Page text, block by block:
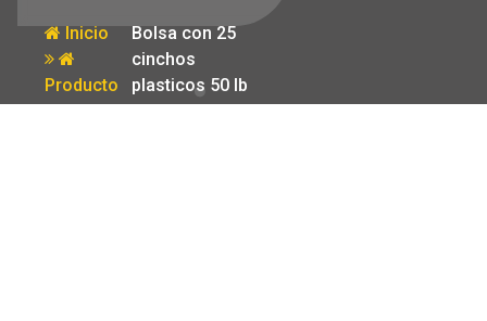
Inicio
Producto
Bolsa con 25
cinchos
plasticos 50 lb
500×4.5 mm